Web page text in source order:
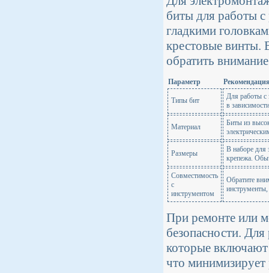
биты для работы
гладкими
крестовые винты.
обратить
Параметр
Типы бит
Для работы с
в
Материал
Биты из
Размеры
В наборе для
крепежа.
Совместимость
с
инструментом
Обратите
При ремонте или
безопасности.
которые
что минимизирует